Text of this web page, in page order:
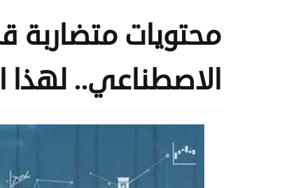
محتويات متضاربة
الاصطناعي.. لهذا